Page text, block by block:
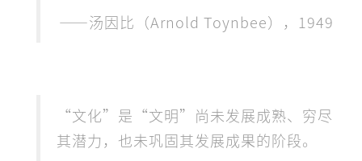
——汤因比（Arnold Toynbee），1949
“文化”是“文明”尚未发展成熟、穷尽
其潜力，也未巩固其发展成果的阶段。